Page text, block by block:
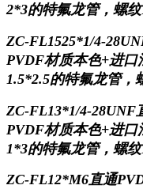
2*3的特氟龙管，螺纹
ZC-FL1525*1/4-
PVDF材质本色+进
1.5*2.5的特氟龙管，
ZC-FL13*1/4-28UNF
PVDF材质本色+进
1*3的特氟龙管，螺纹
ZC-FL12*M6直通